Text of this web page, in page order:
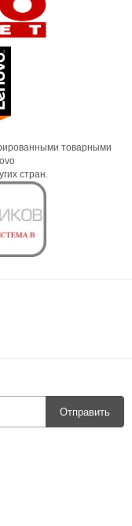
товарными
стран.
Отправить